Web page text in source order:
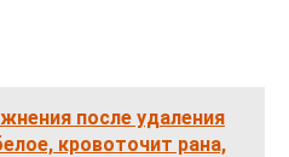
после удаления
кровоточит рана,